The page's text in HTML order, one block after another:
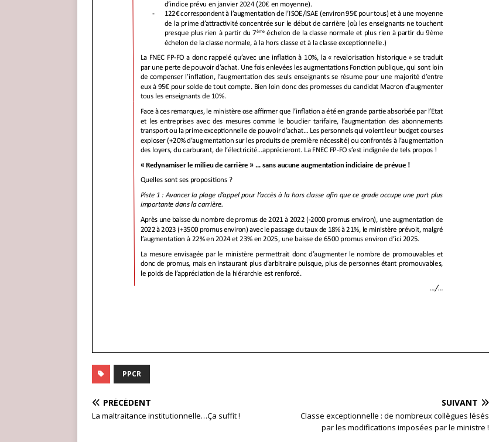
PPCR
PRÉCÉDENT
La maltraitance institutionnelle…Ça suffit !
SUIVANT
Classe exceptionnelle : de nombreux collègues lésés
par les modifications imposées par le ministre !